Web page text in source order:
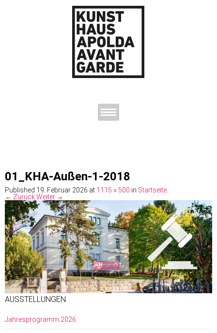
01_KHA-Außen-1-2018
Published 19. Februar 2026 at 1115 × 500 in Startseite.
← ZurückWeiter →
AUSSTELLUNGEN
Jahresprogramm 2026